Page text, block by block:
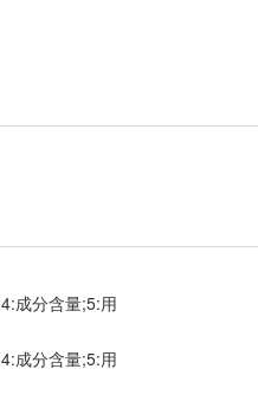
成分含量;5:用
成分含量;5:用